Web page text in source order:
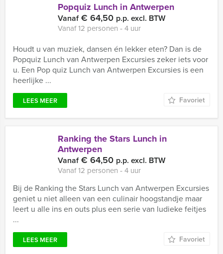
Popquiz Lunch in Antwerpen
Vanaf€ 64,50 p.p. excl. BTW
Vanaf 12 personen ‐ 4 uur
Houdt u van muziek, dansen én lekker eten? Dan is de
Popquiz Lunch van Antwerpen Excursies zeker iets voor
u. Een Pop quiz Lunch van Antwerpen Excursies is een
heerlijke ...
LEES MEER Favoriet
Ranking the Stars Lunch in
Antwerpen
Vanaf€ 64,50 p.p. excl. BTW
Vanaf 12 personen ‐ 4 uur
Bij de Ranking the Stars Lunch van Antwerpen Excursies
geniet u niet alleen van een culinair hoogstandje maar
leert u alle ins en outs plus een serie van ludieke feitjes
...
LEES MEER Favoriet